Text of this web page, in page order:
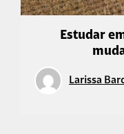
Estudar
Larissa